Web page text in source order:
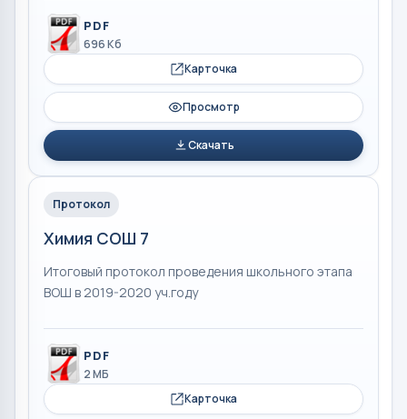
PDF
696 Кб
Карточка
Просмотр
Скачать
Протокол
Химия СОШ 7
Итоговый протокол проведения школьного этапа
ВОШ в 2019-2020 уч.году
PDF
2 МБ
Карточка